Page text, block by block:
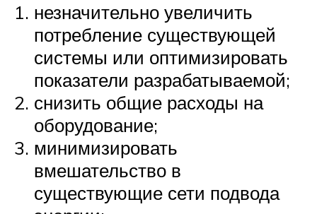
незначительно увеличить
потребление существующей
системы или оптимизировать
показатели разрабатываемой;
снизить общие расходы на
оборудование;
минимизировать
вмешательство в
существующие сети подвода